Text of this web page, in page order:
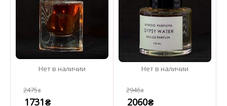
2475₴
1731₴
2946₴
2060₴